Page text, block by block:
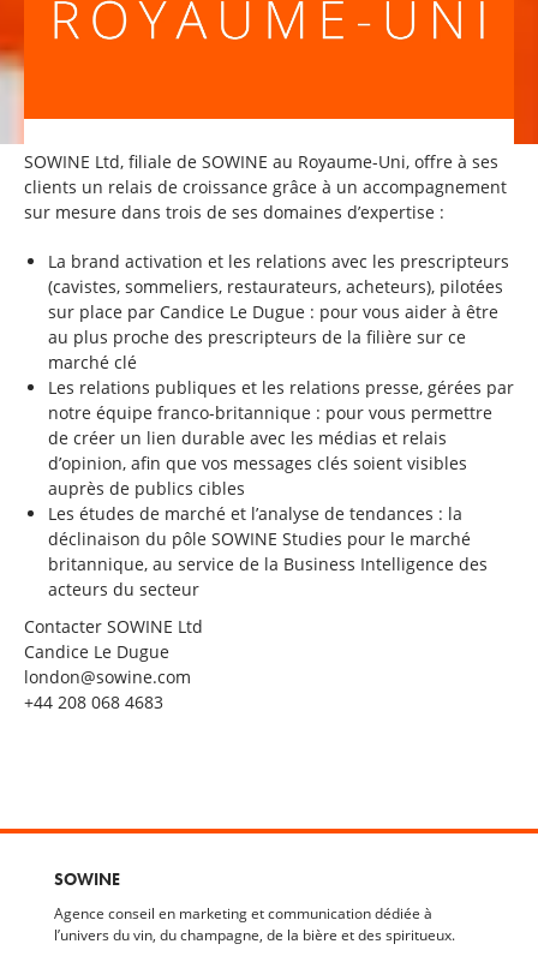
SOWINE Ltd, filiale de SOWINE au Royaume-Uni, offre à ses
clients un relais de croissance grâce à un accompagnement
sur mesure dans trois de ses domaines d’expertise :
La brand activation et les relations avec les prescripteurs
(cavistes, sommeliers, restaurateurs, acheteurs), pilotées
sur place par Candice Le Dugue : pour vous aider à être
au plus proche des prescripteurs de la filière sur ce
marché clé
Les relations publiques et les relations presse, gérées par
notre équipe franco-britannique : pour vous permettre
de créer un lien durable avec les médias et relais
d’opinion, afin que vos messages clés soient visibles
auprès de publics cibles
Les études de marché et l’analyse de tendances : la
déclinaison du pôle SOWINE Studies pour le marché
britannique, au service de la Business Intelligence des
acteurs du secteur
Contacter SOWINE Ltd
Candice Le Dugue
london@sowine.com
+44 208 068 4683
SOWINE
Agence conseil en marketing et communication dédiée à
l’univers du vin, du champagne, de la bière et des spiritueux.